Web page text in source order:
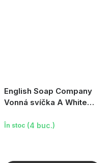
English Soap Company
Vonná svíčka A White
170ml
În stoc (4 buc.)